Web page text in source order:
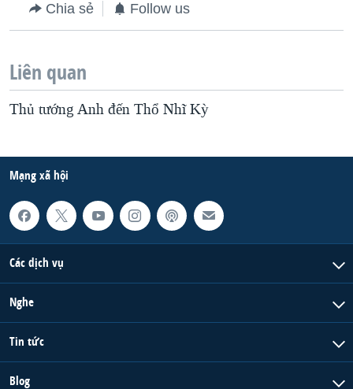
Chia sẻ Follow us
Liên quan
Thủ tướng Anh đến Thổ Nhĩ Kỳ
Mạng xã hội
Các dịch vụ
Nghe
Tin tức
Blog